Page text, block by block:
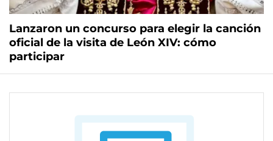
Lanzaron un concurso para elegir la canción
oficial de la visita de León XIV: cómo
participar